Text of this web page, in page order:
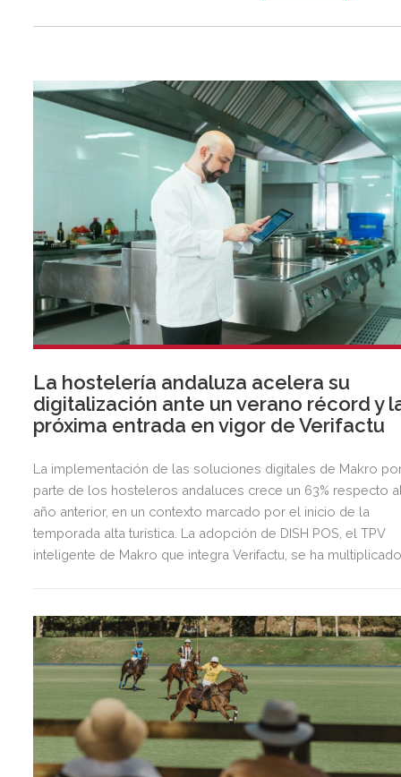
La hostelería andaluza acelera su
digitalización ante un verano récord y
próxima entrada en vigor de Verifactu
La implementación de las soluciones digitales de Makro
parte de los hosteleros andaluces crece un 63% respecto
año anterior, en un contexto marcado por el inicio de la
temporada alta turística. La adopción de DISH POS, el TPV
inteligente de Makro que integra Verifactu, se ha